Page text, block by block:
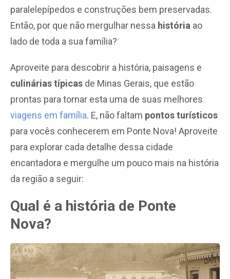
paralelepípedos e construções bem preservadas.
Então, por que não mergulhar nessa história ao
lado de toda a sua família?
Aproveite para descobrir a história, paisagens e
culinárias típicas de Minas Gerais, que estão
prontas para tornar esta uma de suas melhores
viagens em família. E, não faltam pontos turísticos
para vocês conhecerem em Ponte Nova! Aproveite
para explorar cada detalhe dessa cidade
encantadora e mergulhe um pouco mais na história
da região a seguir:
Qual é a história de Ponte
Nova?